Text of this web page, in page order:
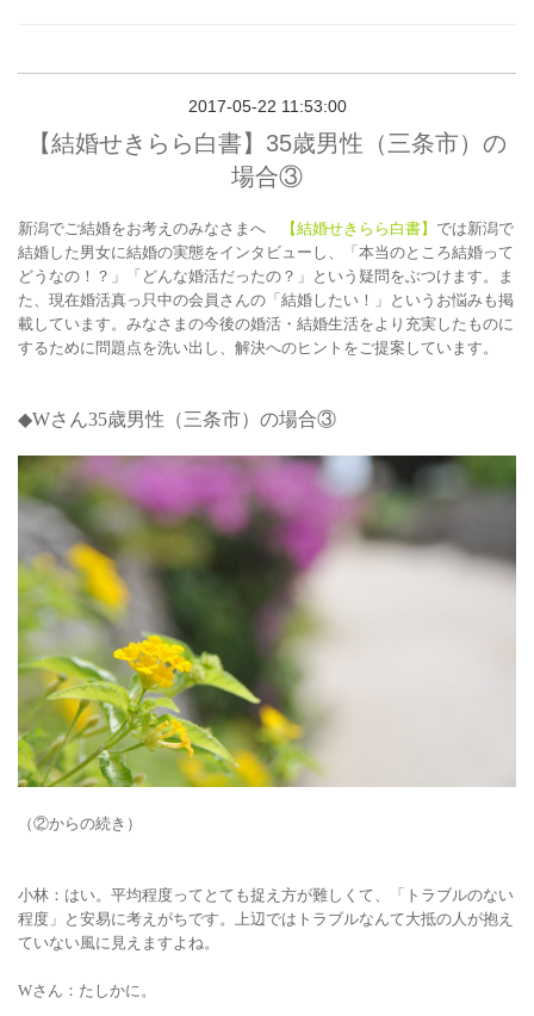
2017-05-22 11:53:00
【結婚せきらら白書】35歳男性（三条市）の
場合③
新潟でご結婚をお考えのみなさまへ 【結婚せきらら白書】 では新潟で
結婚した男女に結婚の実態をインタビューし、「本当のところ結婚って
どうなの！？」「どんな婚活だったの？」という疑問をぶつけます。ま
た、現在婚活真っ只中の会員さんの「結婚したい！」というお悩みも掲
載しています。みなさまの今後の婚活・結婚生活をより充実したものに
するために問題点を洗い出し、解決へのヒントをご提案しています。
◆Wさん35歳男性（三条市）の場合③
（②からの続き）
小林：はい。平均程度ってとても捉え方が難しくて、「トラブルのない
程度」と安易に考えがちです。上辺ではトラブルなんて大抵の人が抱え
ていない風に見えますよね。
Wさん ：たしかに。